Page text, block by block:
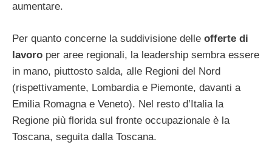
aumentare.
Per quanto concerne la suddivisione delle offerte di
lavoro per aree regionali, la leadership sembra essere
in mano, piuttosto salda, alle Regioni del Nord
(rispettivamente, Lombardia e Piemonte, davanti a
Emilia Romagna e Veneto). Nel resto d’Italia la
Regione più florida sul fronte occupazionale è la
Toscana, seguita dalla Toscana.